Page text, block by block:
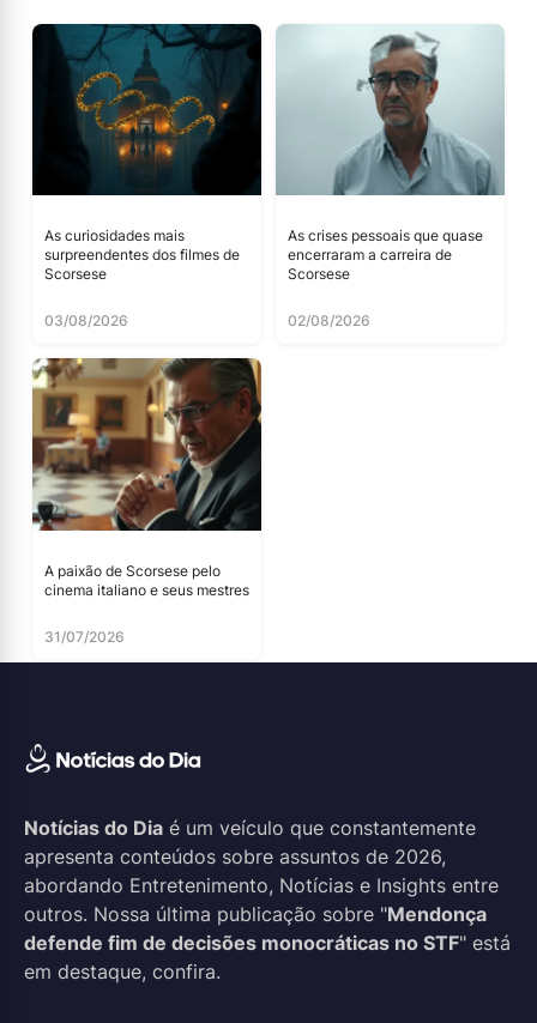
As curiosidades mais
surpreendentes dos filmes de
Scorsese
03/08/2026
As crises pessoais que quase
encerraram a carreira de
Scorsese
02/08/2026
A paixão de Scorsese pelo
cinema italiano e seus mestres
31/07/2026
Notícias do Dia é um veículo que constantemente
apresenta conteúdos sobre assuntos de 2026,
abordando Entretenimento, Notícias e Insights entre
outros. Nossa última publicação sobre "Mendonça
defende fim de decisões monocráticas no STF" está
em destaque, confira.